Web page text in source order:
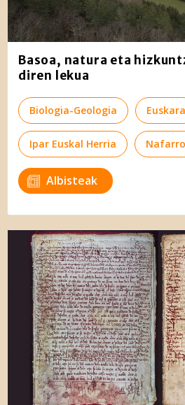
Basoa, natura eta
diren lekua
Biologia-Geologia Euskara
Ipar Euskal Herria
Albisteak